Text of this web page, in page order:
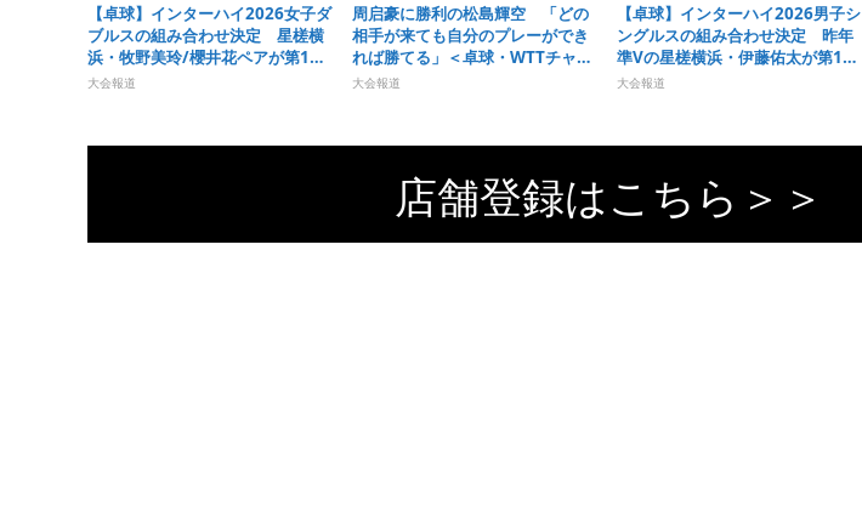
【卓球】インターハイ2026女子ダ
ブルスの組み合わせ決定 星槎横
浜・牧野美玲/櫻井花ペアが第1シ
ードで最後の夏を迎える
大会報道
周启豪に勝利の松島輝空 「どの
相手が来ても自分のプレーができ
れば勝てる」＜卓球・WTTチャン
ピオンズ横浜2026＞
大会報道
【卓球】インターハイ2026男子シ
ングルスの組み合わせ決定 昨年
準Vの星槎横浜・伊藤佑太が第1シ
ードに
大会報道
店舗登録はこちら＞＞